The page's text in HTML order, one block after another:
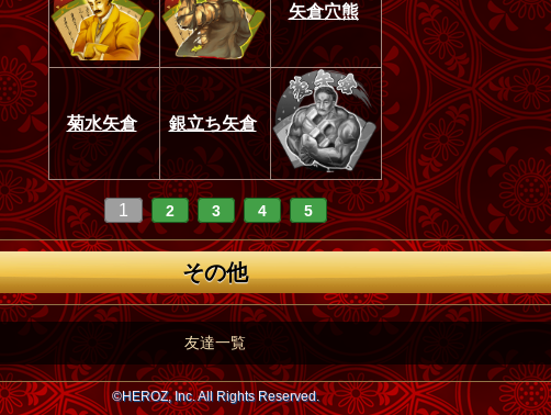
矢倉穴熊
菊水矢倉 銀立ち矢倉
1 2 3 4 5
その他
友達一覧
©HEROZ, Inc. All Rights Reserved.